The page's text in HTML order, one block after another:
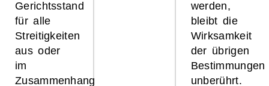
Gerichtsstand
für alle
Streitigkeiten
aus oder
im
Zusammenhang
werden,
bleibt die
Wirksamkeit
der übrigen
Bestimmungen
unberührt.